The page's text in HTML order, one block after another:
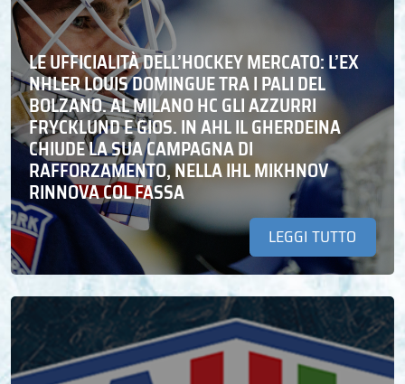
LE UFFICIALITÀ DELL’HOCKEY MERCATO: L’EX
NHLER LOUIS DOMINGUE TRA I PALI DEL
BOLZANO. AL MILANO HC GLI AZZURRI
FRYCKLUND E GIOS. IN AHL IL GHERDEINA
CHIUDE LA SUA CAMPAGNA DI
RAFFORZAMENTO, NELLA IHL MIKHNOV
RINNOVA COL FASSA
LEGGI TUTTO